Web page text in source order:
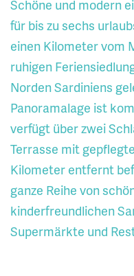
Schöne und modern
für bis zu sechs
einen Kilometer vom
ruhigen
Norden Sardiniens
Panoramalage ist
verfügt über zwei
Terrasse mit
Kilometer entfernt
ganze Reihe von
kinderfreundlichen
Supermärkte und